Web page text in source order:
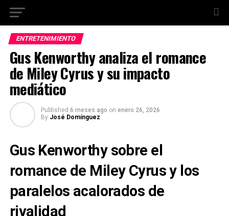
ENTRETENIMIENTO
Gus Kenworthy analiza el romance
de Miley Cyrus y su impacto
mediático
Published 6 meses ago on enero 26, 2026
By José Domínguez
Gus Kenworthy sobre el
romance de Miley Cyrus y los
paralelos acalorados de
rivalidad